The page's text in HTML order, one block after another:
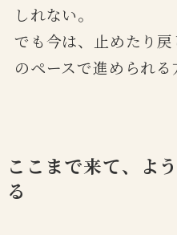
しれない。
でも今は、止めたり
のペースで進められる
ここまで来て、よ
る